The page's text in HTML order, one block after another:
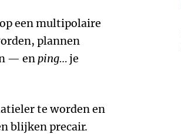
een multipolaire
plannen
— enping…je
te worden en
blijken precair.